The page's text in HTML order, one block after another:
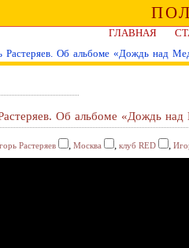
ГЛАВНАЯ
Растеряев. Об альбоме «Дождь над
Об альбоме «Дождь
Растеряев , Москва , клуб RED ,